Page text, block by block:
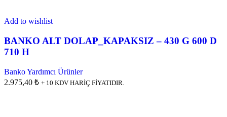
Add to wishlist
BANKO ALT DOLAP_KAPAKSIZ – 430 G 600 D
710 H
Banko Yardımcı Ürünler
2.975,40 ₺ + 10 KDV HARİÇ FİYATIDIR.